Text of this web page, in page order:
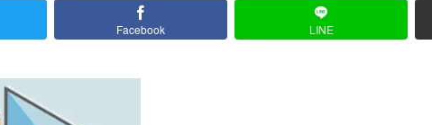
Facebook LINE